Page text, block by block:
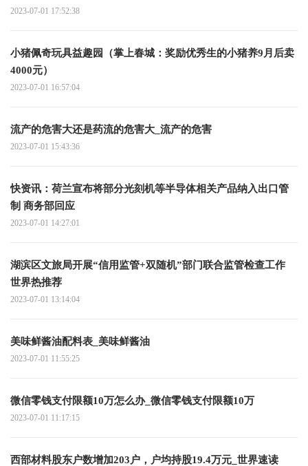
2023-07-01 17:52:38
小猪佩奇玩具益趣园（掌上春城：奖励优秀生的小猪养9月后卖
4000元）
2023-07-01 16:57:04
流产的危害大还是药流的危害大_流产的危害
2023-07-01 15:43:36
快资讯：荷兰宣布将部分光刻机等半导体相关产品纳入出口管
制 商务部回应
2023-07-01 14:27:01
湖滨区文旅局开展“信用监管+双随机”部门联合监管检查工作
世界热推荐
2023-07-01 13:14:04
美味鲜酱油配料表_美味鲜酱油
2023-07-01 11:55:25
微信零钱支付限额10万怎么办_微信零钱支付限额10万
2023-07-01 11:17:15
西部材料股东户数增加203户，户均持股19.4万元_世界速读